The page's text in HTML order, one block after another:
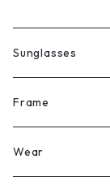
Sunglasses
All
Legit Eyewear
Frame
ボストン
Wear